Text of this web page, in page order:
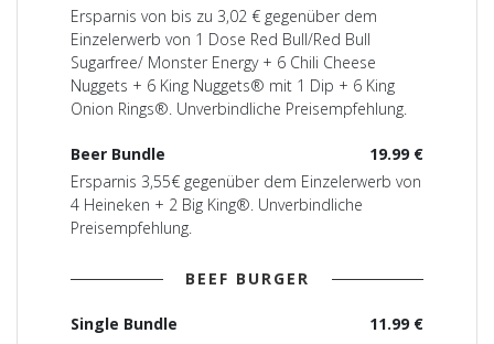
Ersparnis von bis zu 3,02 € gegenüber dem
Einzelerwerb von 1 Dose Red Bull/Red Bull
Sugarfree/ Monster Energy + 6 Chili Cheese
Nuggets + 6 King Nuggets® mit 1 Dip + 6 King
Onion Rings®. Unverbindliche Preisempfehlung.
19.99 €
Beer Bundle
Ersparnis 3,55€ gegenüber dem Einzelerwerb von
4 Heineken + 2 Big King®. Unverbindliche
Preisempfehlung.
BEEF BURGER
11.99 €
Single Bundle